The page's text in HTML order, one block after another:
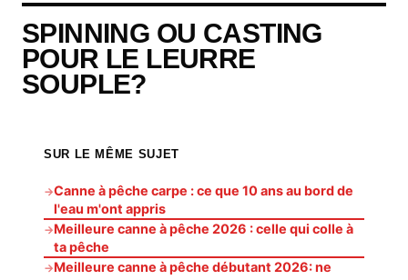
SPINNING OU CASTING
POUR LE LEURRE
SOUPLE?
SUR LE MÊME SUJET
→Canne à pêche carpe : ce que 10 ans au bord de
l'eau m'ont appris
→Meilleure canne à pêche 2026 : celle qui colle à
ta pêche
→Meilleure canne à pêche débutant 2026: ne